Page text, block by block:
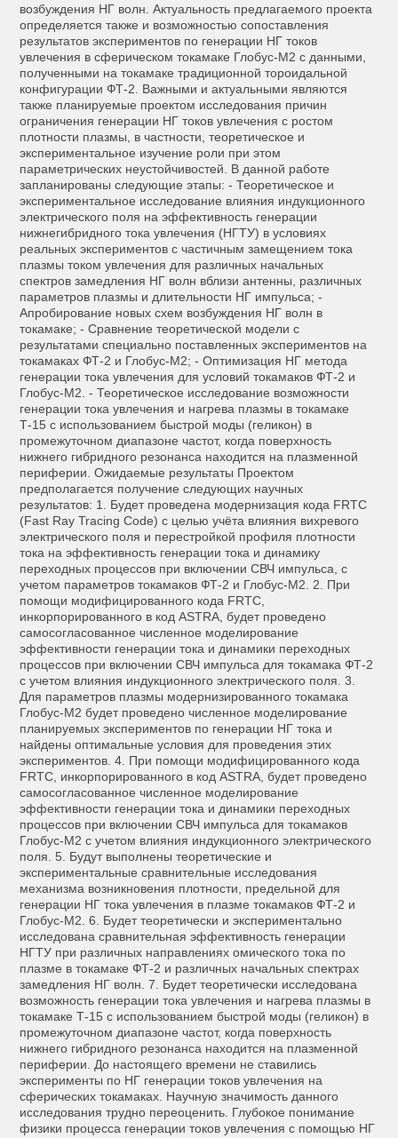
возбуждения НГ волн. Актуальность предлагаемого проекта
определяется также и возможностью сопоставления
результатов экспериментов по генерации НГ токов
увлечения в сферическом токамаке Глобус-М2 с данными,
полученными на токамаке традиционной тороидальной
конфигурации ФТ-2. Важными и актуальными являются
также планируемые проектом исследования причин
ограничения генерации НГ токов увлечения с ростом
плотности плазмы, в частности, теоретическое и
экспериментальное изучение роли при этом
параметрических неустойчивостей. В данной работе
запланированы следующие этапы: - Теоретическое и
экспериментальное исследование влияния индукционного
электрического поля на эффективность генерации
нижнегибридного тока увлечения (НГТУ) в условиях
реальных экспериментов с частичным замещением тока
плазмы током увлечения для различных начальных
спектров замедления НГ волн вблизи антенны, различных
параметров плазмы и длительности НГ импульса; -
Апробирование новых схем возбуждения НГ волн в
токамаке; - Сравнение теоретической модели с
результатами специально поставленных экспериментов на
токамаках ФТ-2 и Глобус-М2; - Оптимизация НГ метода
генерации тока увлечения для условий токамаков ФТ-2 и
Глобус-M2. - Теоретическое исследование возможности
генерации тока увлечения и нагрева плазмы в токамаке
Т-15 с использованием быстрой моды (геликон) в
промежуточном диапазоне частот, когда поверхность
нижнего гибридного резонанса находится на плазменной
периферии. Ожидаемые результаты Проектом
предполагается получение следующих научных
результатов: 1. Будет проведена модернизация кода FRTC
(Fast Ray Tracing Code) с целью учёта влияния вихревого
электрического поля и перестройкой профиля плотности
тока на эффективность генерации тока и динамику
переходных процессов при включении СВЧ импульса, с
учетом параметров токамаков ФТ-2 и Глобус-М2. 2. При
помощи модифицированного кода FRTC,
инкорпорированного в код ASTRA, будет проведено
самосогласованное численное моделирование
эффективности генерации тока и динамики переходных
процессов при включении СВЧ импульса для токамака ФТ-2
с учетом влияния индукционного электрического поля. 3.
Для параметров плазмы модернизированного токамака
Глобус-М2 будет проведено численное моделирование
планируемых экспериментов по генерации НГ тока и
найдены оптимальные условия для проведения этих
экспериментов. 4. При помощи модифицированного кода
FRTC, инкорпорированного в код ASTRA, будет проведено
самосогласованное численное моделирование
эффективности генерации тока и динамики переходных
процессов при включении СВЧ импульса для токамаков
Глобус-М2 с учетом влияния индукционного электрического
поля. 5. Будут выполнены теоретические и
экспериментальные сравнительные исследования
механизма возникновения плотности, предельной для
генерации НГ тока увлечения в плазме токамаков ФТ-2 и
Глобус-М2. 6. Будет теоретически и экспериментально
исследована сравнительная эффективность генерации
НГТУ при различных направлениях омического тока по
плазме в токамаке ФТ-2 и различных начальных спектрах
замедления НГ волн. 7. Будет теоретически исследована
возможность генерации тока увлечения и нагрева плазмы в
токамаке Т-15 с использованием быстрой моды (геликон) в
промежуточном диапазоне частот, когда поверхность
нижнего гибридного резонанса находится на плазменной
периферии. До настоящего времени не ставились
эксперименты по НГ генерации токов увлечения на
сферических токамаках. Научную значимость данного
исследования трудно переоценить. Глубокое понимание
физики процесса генерации токов увлечения с помощью НГ